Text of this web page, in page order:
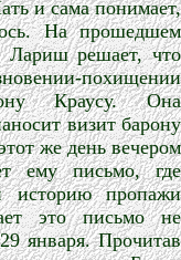
и сама понимает,
На прошедшем
Лариш решает, что
похищении
Краусу. Она
визит барону
же день вечером
ему письмо, где
историю пропажи
это письмо не
января. Прочитав